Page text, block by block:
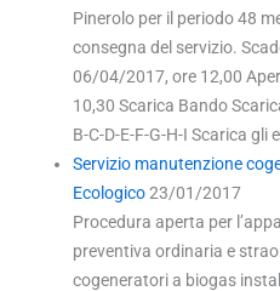
Pinerolo per il periodo 48
consegna del servizio.
06/04/2017, ore 12,00
10,30 Scarica Bando
B-C-D-E-F-G-H-I Scarica gli
Servizio manutenzione
Ecologico23/01/2017
Procedura aperta per
preventiva ordinaria e
cogeneratori a biogas